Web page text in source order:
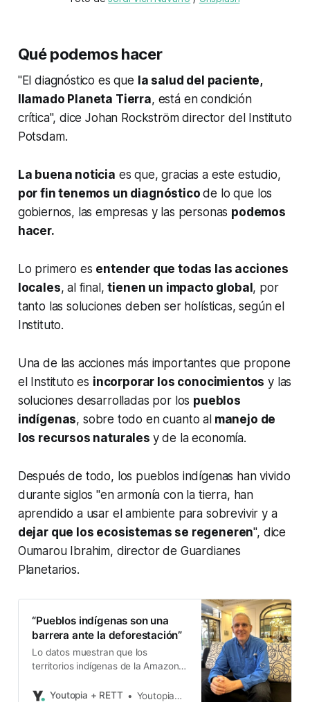
Qué podemos hacer
"El diagnóstico es que la salud del paciente,
llamado Planeta Tierra, está en condición
crítica", dice Johan Rockström director del Instituto
Potsdam.
La buena noticia es que, gracias a este estudio,
por fin tenemos un diagnósticode lo que los
gobiernos, las empresas y las personas podemos
hacer.
Lo primero es entender que todas las acciones
locales, al final,tienen un impacto global , por
tanto las soluciones deben ser holísticas, según el
Instituto.
Una de las acciones más importantes que propone
el Instituto es incorporar los conocimientos y las
soluciones desarrolladas por los pueblos
indígenas, sobre todo en cuanto al manejo de
los recursos naturales y de la economía.
Después de todo, los pueblos indígenas han vivido
durante siglos "en armonía con la tierra, han
aprendido a usar el ambiente para sobrevivir y a
dejar que los ecosistemas se regeneren", dice
Oumarou Ibrahim, director de Guardianes
Planetarios.
“Pueblos indígenas son una
barrera ante la deforestación”
Lo datos muestran que los
territorios indígenas de la Amazonía
Youtopia + RETT
Youtopia+Rett